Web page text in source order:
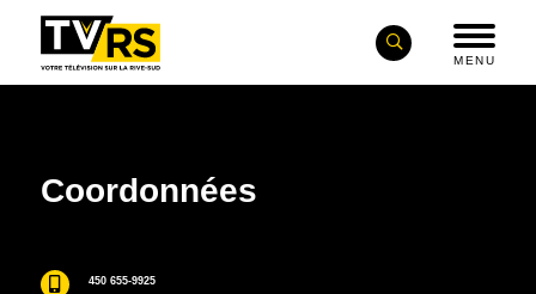
MENU
Coordonnées
450 655-9925